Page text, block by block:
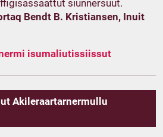
siunnersuut.
Bendt B. Kristiansen, Inuit
isumaliutissiissut
Akileraartarnermullu